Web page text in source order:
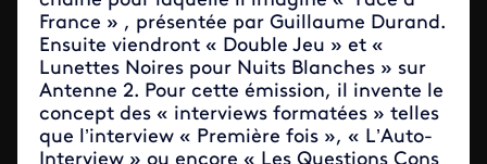
France » , présentée par Guillaume Durand.
Ensuite viendront « Double Jeu » et «
Lunettes Noires pour Nuits Blanches » sur
Antenne 2. Pour cette émission, il invente le
concept des « interviews formatées » telles
que l’interview « Première fois », « L’Auto-